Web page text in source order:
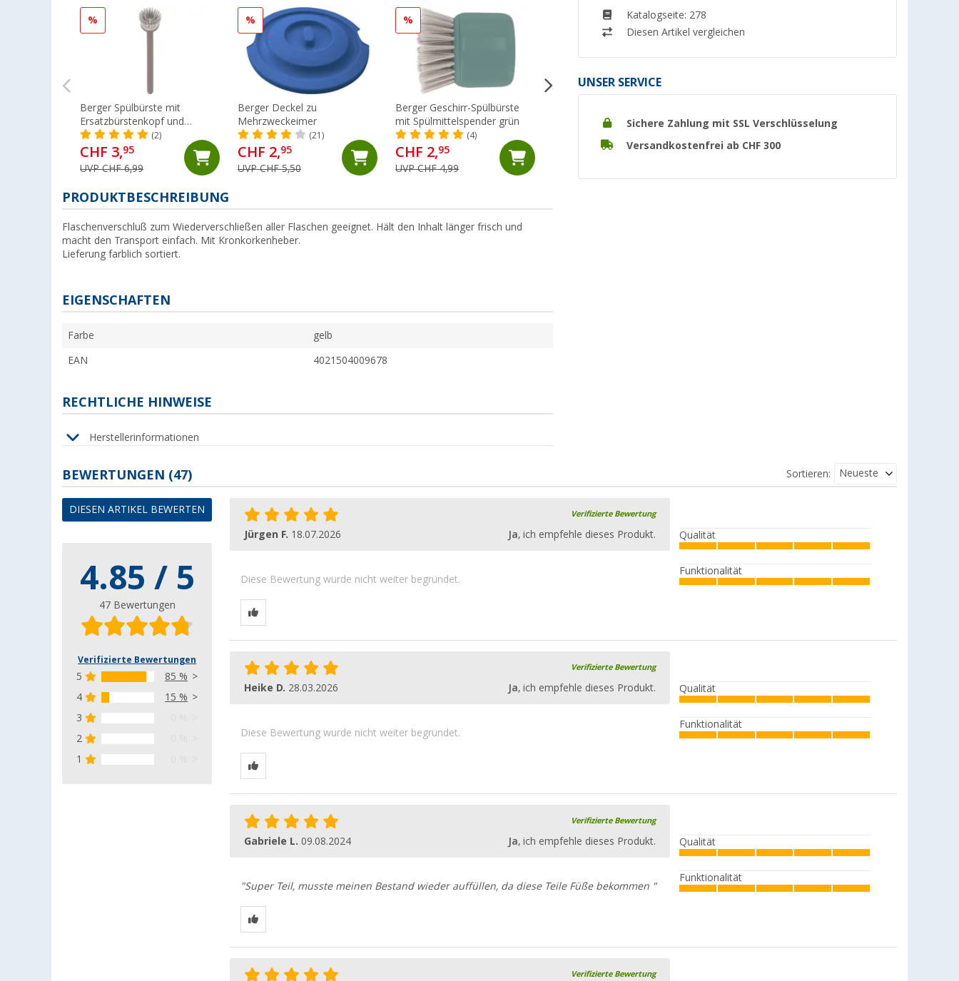
Katalogseite: 278
Diesen Artikel vergleichen
UNSER SERVICE
Sichere Zahlung mit SSL Verschlüsselung
Versandkostenfrei ab CHF 300
%
Berger Spülbürste mit
Ersatzbürstenkopf und
Spülmittelspender grau
(2)
CHF 3,95
UVP CHF 6,99
%
Berger Deckel zu
Mehrzweckeimer
(21)
CHF 2,95
UVP CHF 5,50
%
Berger Geschirr-Spülbürste
mit Spülmittelspender grün
(4)
CHF 2,95
UVP CHF 4,99
inkl. Aufbewahrungstasche
CHF 19,95
geschlitzt aus
CHF 2, 95
PRODUKTBESCHREIBUNG
Flaschenverschluß zum Wiederverschließen aller Flaschen geeignet. Hält den Inhalt länger frisch und
macht den Transport einfach. Mit Kronkorkenheber.
Lieferung farblich sortiert.
EIGENSCHAFTEN
Farbe gelb
EAN 4021504009678
RECHTLICHE HINWEISE
Herstellerinformationen
BEWERTUNGEN (47)
DIESEN ARTIKEL BEWERTEN
4.85 / 5
47 Bewertungen
Verifizierte Bewertungen
5
85 %
4
15 %
3
2
1
Sortieren: Neueste
Verifizierte Bewertung
Jürgen F. 18.07.2026 Ja, ich empfehle dieses Produkt.
Diese Bewertung wurde nicht weiter begründet.
Qualität
Funktionalität
Verifizierte Bewertung
Heike D. 28.03.2026 Ja, ich empfehle dieses Produkt.
Diese Bewertung wurde nicht weiter begründet.
Qualität
Funktionalität
Verifizierte Bewertung
Gabriele L. 09.08.2024 Ja, ich empfehle dieses Produkt.
"Super Teil, musste meinen Bestand wieder auffüllen, da diese Teile Füße bekommen "
Qualität
Funktionalität
Verifizierte Bewertung